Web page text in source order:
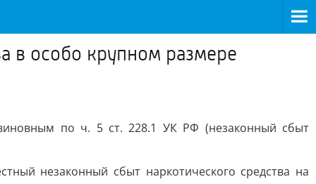
в особо крупном размере
по ч. 5 ст. 228.1 УК РФ (незаконный сбыт
незаконный сбыт наркотического средства на